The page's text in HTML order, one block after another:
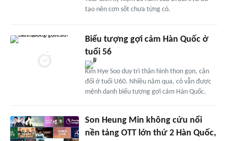
tạo nên cơn sốt chưa từng có.
Biểu tượng gợi cảm Hàn Quốc ở
tuổi 56
Kim Hye Soo duy trì thân hình thon gọn, cân
đối ở tuổi U60. Nhiều năm qua, cô vẫn được
mệnh danh biểu tượng gợi cảm Hàn Quốc.
Son Heung Min không cứu nổi
nền tảng OTT lớn thứ 2 Hàn Quốc,